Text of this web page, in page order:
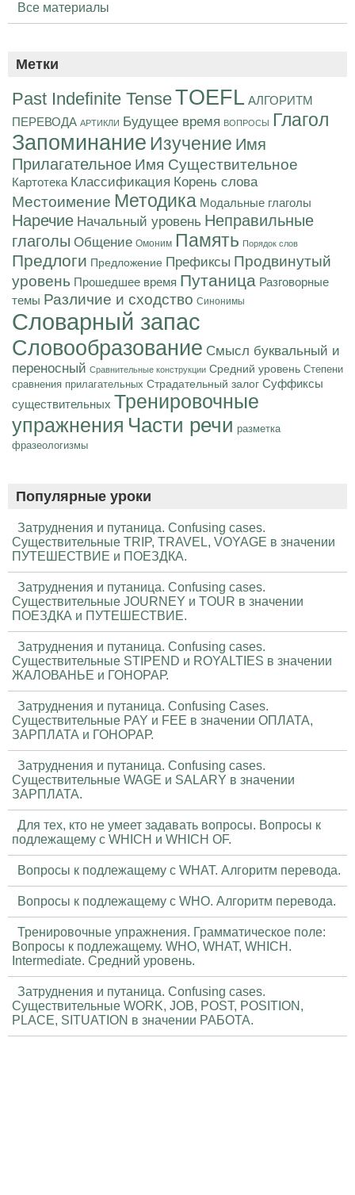
Все материалы
Метки
Past Indefinite TenseTOEFL АЛГОРИТМ
ПЕРЕВОДА АРТИКЛИ Будущее время ВОПРОСЫ Глагол
Запоминание Изучение Имя
Прилагательное Имя Существительное
Картотека Классификация Корень слова
Местоимение Методика Модальные глаголы
Наречие Начальный уровень Неправильные
глаголы Общение Омоним Память Порядок слов
Предлоги Предложение Префиксы Продвинутый
уровень Прошедшее время Путаница Разговорные
темы Различие и сходство Синонимы
Словарный запас
Словообразование Смысл буквальный и
переносный Сравнительные конструкции Средний уровень Степени
сравнения прилагательных Страдательный залог Суффиксы
существительных Тренировочные
упражнения Части речи разметка
фразеологизмы
Популярные уроки
Затруднения и путаница. Confusing cases.
Существительные TRIP, TRAVEL, VOYAGE в значении
ПУТЕШЕСТВИЕ и ПОЕЗДКА.
Затруднения и путаница. Confusing cases.
Существительные JOURNEY и TOUR в значении
ПОЕЗДКА и ПУТЕШЕСТВИЕ.
Затруднения и путаница. Confusing cases.
Существительные STIPEND и ROYALTIES в значении
ЖАЛОВАНЬЕ и ГОНОРАР.
Затруднения и путаница. Confusing Cases.
Существительные PAY и FEE в значении ОПЛАТА,
ЗАРПЛАТА и ГОНОРАР.
Затруднения и путаница. Confusing cases.
Существительные WAGE и SALARY в значении
ЗАРПЛАТА.
Для тех, кто не умеет задавать вопросы. Вопросы к
подлежащему с WHICH и WHICH OF.
Вопросы к подлежащему с WHAT. Алгоритм перевода.
Вопросы к подлежащему с WHO. Алгоритм перевода.
Тренировочные упражнения. Грамматическое поле:
Вопросы к подлежащему. WHO, WHAT, WHICH.
Intermediate. Средний уровень.
Затруднения и путаница. Confusing cases.
Существительные WORK, JOB, POST, POSITION,
PLACE, SITUATION в значении РАБОТА.